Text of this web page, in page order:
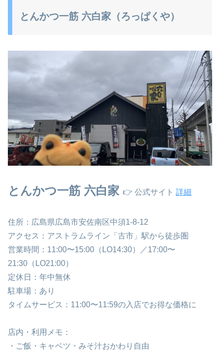
とんかつ一筋 六白家（ろっぱくや）
とんかつ一筋 六白家 👉 公式サイト 詳細
住所：広島県広島市安佐南区中須1-8-12
アクセス：アストラムライン「古市」駅から徒歩圏
営業時間：11:00〜15:00（LO14:30）／17:00〜
21:30（LO21:00）
定休日：年中無休
駐車場：あり
タイムサービス：11:00〜11:59の入店でお得な価格に
店内・利用メモ：
・ご飯・キャベツ・みそ汁おかわり自由